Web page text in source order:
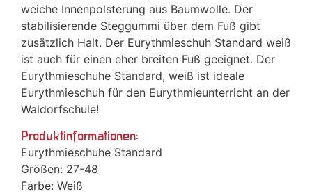
weiche Innenpolsterung aus Baumwolle. Der
stabilisierende Steggummi über dem Fuß gibt
zusätzlich Halt. Der Eurythmieschuh Standard weiß
ist auch für einen eher breiten Fuß geeignet. Der
Eurythmieschuhe Standard, weiß ist ideale
Eurythmieschuh für den Eurythmieunterricht an der
Waldorfschule!
Produktinformationen:
Eurythmieschuhe Standard
Größen: 27-48
Farbe: Weiß